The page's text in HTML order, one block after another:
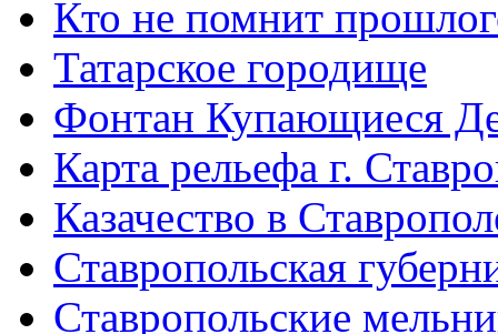
Кто не помнит
Татарское городище
Фонтан Купающиеся
Карта рельефа г.
Казачество в
Ставропольская
Ставропольские